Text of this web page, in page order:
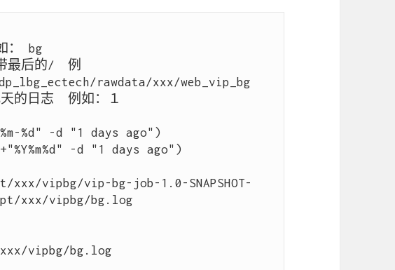
： bg
最后的/　例
rawdata/xxx/web_vip_bg
的日志  例如：１
%m-%d" -d "1 days ago")
+"%Y%m%d" -d "1 days ago")
xxx/vipbg/bg.log
vipbg/bg.log